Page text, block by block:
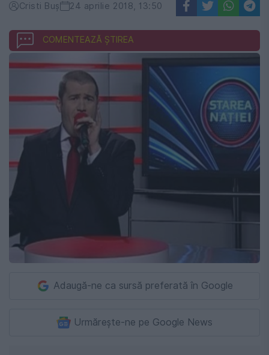
Cristi Buș 24 aprilie 2018, 13:50
COMENTEAZĂ ȘTIREA
Adaugă-ne ca sursă preferată în Google
Urmărește-ne pe Google News